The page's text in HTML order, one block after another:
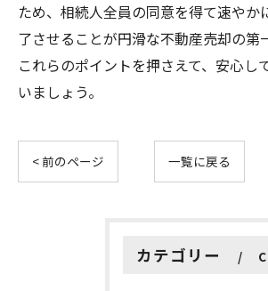
ため、相続人全員の同意を得て速やか
了させることが円滑な不動産売却の第
これらのポイントを押さえて、安心し
いましょう。
< 前のページ 一覧に戻る
カテゴリー